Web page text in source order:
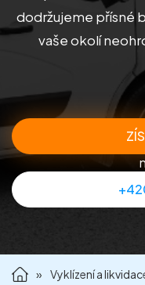
Úklid
Příprava
Reference
Kontakt
dodržujeme přísné
vaše okolí
» Vyklízení a